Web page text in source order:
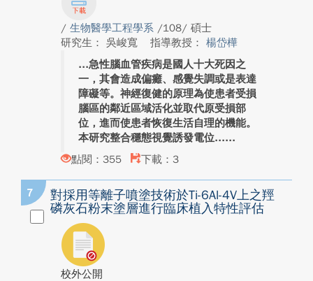
/ 生物醫學工程學系 /108/ 碩士
研究生： 吳峻寬
指導教授： 楊岱樺
急性腦血管疾病是國人十大死因之
一，其會造成偏癱、感覺失調或是表達
障礙等。神經復健的原理為使患者受損
腦區的鄰近區域活化並取代原受損部
位，進而使患者恢復生活自理的機能。
本研究整合穩態視覺誘發電位...
點閱：355
下載：3
7
對採用等離子噴塗技術於Ti-6Al-4V上之羥
磷灰石粉末塗層進行臨床植入特性評估
校外公開